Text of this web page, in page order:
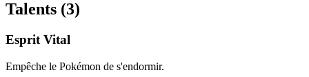
Talents (3)
Esprit Vital
Empêche le Pokémon de s'endormir.